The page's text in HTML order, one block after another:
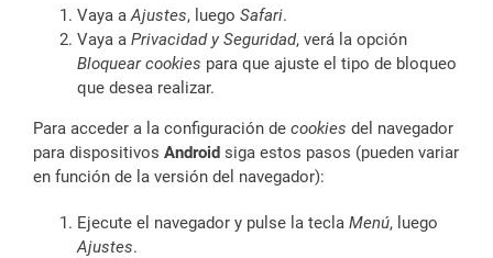
Vaya a Ajustes, luego Safari.
Vaya a Privacidad y Seguridad, verá la opción
Bloquear cookies para que ajuste el tipo de bloqueo
que desea realizar.
Para acceder a la configuración de cookies del navegador
para dispositivos Android siga estos pasos (pueden variar
en función de la versión del navegador):
Ejecute el navegador y pulse la tecla Menú, luego
Ajustes.